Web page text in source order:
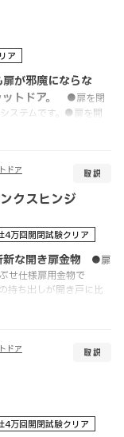
かに閉まります。・画期
ます。・4方向の扉位置
右・前後・平行の4方向
に対応片開き、両開き
ットに対応できます。L
ア
が邪魔にならな
トドア。
●扉を閉
ステムです。●扉を開
のスぺースが狭くても
み合わせが可能です。●
ズで、全開時、全閉時
ドア
クスヒンジ
4万回開閉試験クリア
な開き扉金物
●扉
せ仕様扉用金物で
持ち出しが開き戸に比
、キャビネット前のス
内部スペースを有効活
スが上下部分を有効に
作してもスムーズに開
と静かに閉まります。・
ています。・4方向の扉
・左右・前後・平行の4
ットに対応片開き、両
ドア
4万回開閉試験クリア